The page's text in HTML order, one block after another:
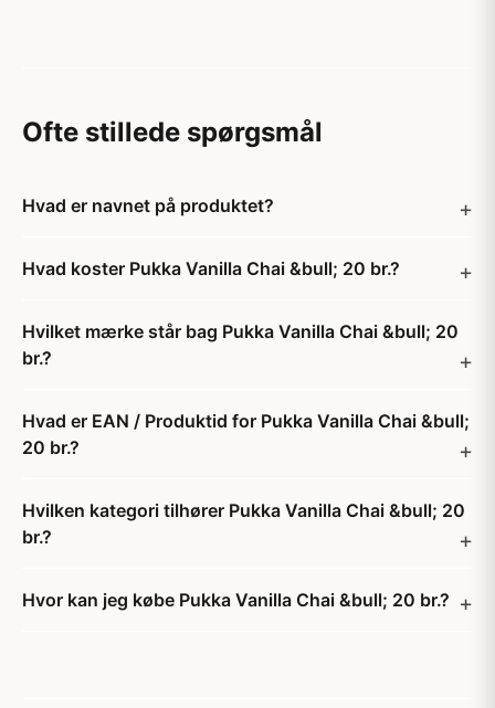
Ofte stillede spørgsmål
Hvad er navnet på produktet?
Hvad koster Pukka Vanilla Chai &bull; 20 br.?
Hvilket mærke står bag Pukka Vanilla Chai &bull; 20
br.?
Hvad er EAN / Produktid for Pukka Vanilla Chai &bull;
20 br.?
Hvilken kategori tilhører Pukka Vanilla Chai &bull; 20
br.?
Hvor kan jeg købe Pukka Vanilla Chai &bull; 20 br.?